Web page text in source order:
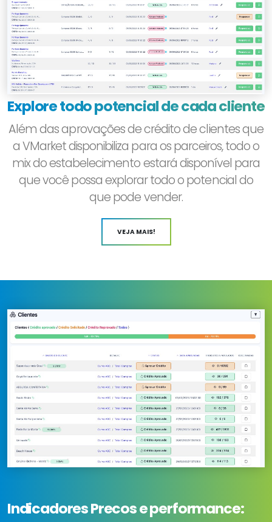
Explore todo potencial de cada cliente
Além das aprovações de crédito de clientes que
a VMarket disponibiliza para os parceiros, todo o
mix do estabelecimento estará disponível para
que você possa explorar todo o potencial do
que pode vender.
VEJA MAIS!
Indicadores Precos e performance: